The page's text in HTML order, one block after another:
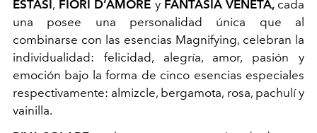
ESTASI, FIORI D’AMORE yFANTASIA VENETA, cada
una posee una personalidad única que al
combinarse con las esencias Magnifying, celebran la
individualidad: felicidad, alegría, amor, pasión y
emoción bajo la forma de cinco esencias especiales
respectivamente: almizcle, bergamota, rosa, pachulí y
vainilla.